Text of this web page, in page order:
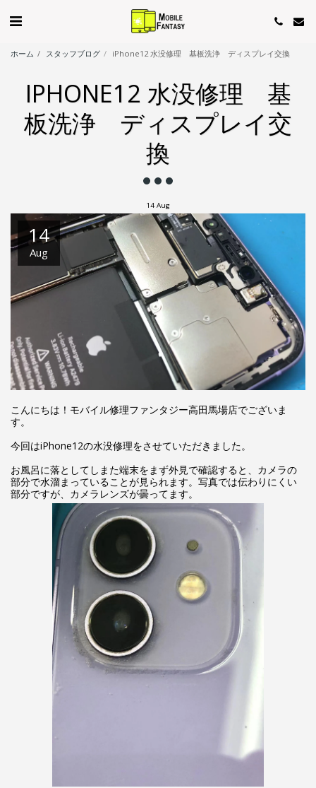
ホーム スタッフブログ iPhone12 水没修理 基板洗浄 ディスプレイ交換
IPHONE12 水没修理 基
板洗浄 ディスプレイ交
換
14 Aug
14
Aug
こんにちは！モバイル修理ファンタジー高田馬場店でございま
す。
今回はiPhone12の水没修理をさせていただきました。
お風呂に落としてしまた端末をまず外見で確認すると、カメラの
部分で水溜まっていることが見られます。写真では伝わりにくい
部分ですが、カメラレンズが曇ってます。